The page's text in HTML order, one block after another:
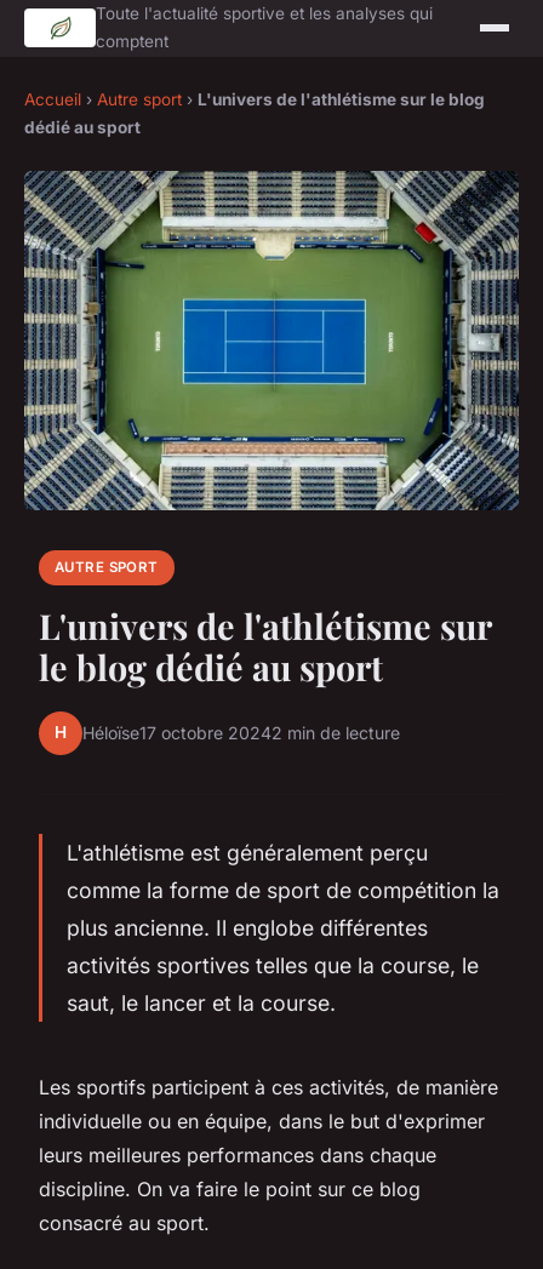
Toute l'actualité sportive et les analyses qui
comptent
Accueil › Autre sport › L'univers de l'athlétisme sur le blog
dédié au sport
AUTRE SPORT
L'univers de l'athlétisme sur
le blog dédié au sport
H Héloïse17 octobre 20242 min de lecture
L'athlétisme est généralement perçu
comme la forme de sport de compétition la
plus ancienne. Il englobe différentes
activités sportives telles que la course, le
saut, le lancer et la course.
Les sportifs participent à ces activités, de manière
individuelle ou en équipe, dans le but d'exprimer
leurs meilleures performances dans chaque
discipline. On va faire le point sur ce blog
consacré au sport.